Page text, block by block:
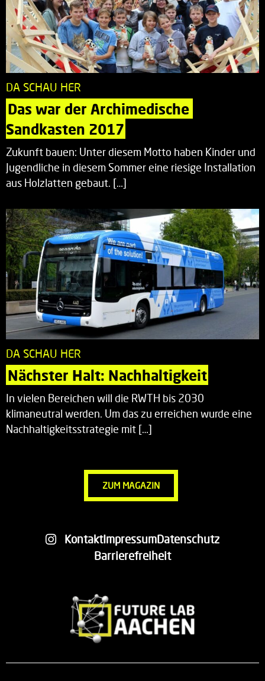
DA SCHAU HER
Das war der Archimedische
Sandkasten 2017
Zukunft bauen: Unter diesem Motto haben Kinder und
Jugendliche in diesem Sommer eine riesige Installation
aus Holzlatten gebaut. […]
DA SCHAU HER
Nächster Halt: Nachhaltigkeit
In vielen Bereichen will die RWTH bis 2030
klimaneutral werden. Um das zu erreichen wurde eine
Nachhaltigkeitsstrategie mit […]
ZUM MAGAZIN
KontaktImpressumDatenschutz
Barrierefreiheit